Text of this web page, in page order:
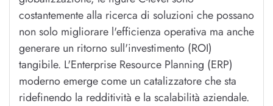
costantemente alla ricerca di soluzioni che possano
non solo migliorare l'efficienza operativa ma anche
generare un ritorno sull'investimento (ROI)
tangibile. L'Enterprise Resource Planning (ERP)
moderno emerge come un catalizzatore che sta
ridefinendo la redditività e la scalabilità aziendale.